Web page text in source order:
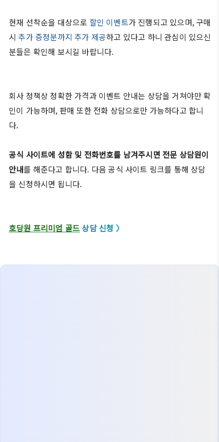
현재 선착순을 대상으로 할인 이벤트가 진행되고 있으며, 구매
시 추가 증정분까지 추가 제공하고 있다고 하니 관심이 있으신
분들은 확인해 보시길 바랍니다.
회사 정책상 정확한 가격과 이벤트 안내는 상담을 거쳐야만 확
인이 가능하며, 판매 또한 전화 상담으로만 가능하다고 합니
다.
공식 사이트에 성함 및 전화번호를 남겨주시면 전문 상담원이
안내를 해준다고 합니다. 다음 공식 사이트 링크를 통해 상담
을 신청하시면 됩니다.
호당원 프리미엄 골드 상담 신청 〉